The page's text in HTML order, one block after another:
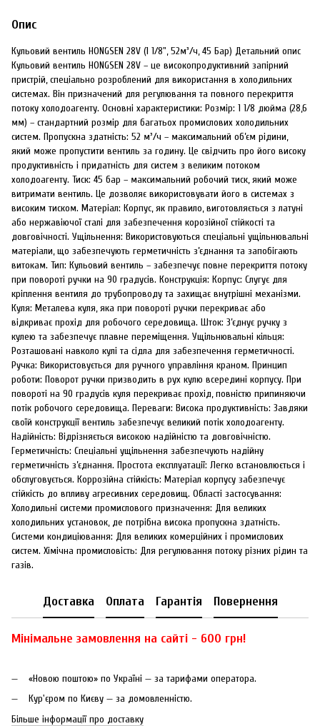
Опис
Кульовий вентиль HONGSEN 28V (1 1/8", 52м³/ч, 45 Бар) Детальний опис
Кульовий вентиль HONGSEN 28V – це високопродуктивний запірний
пристрій, спеціально розроблений для використання в холодильних
системах. Він призначений для регулювання та повного перекриття
потоку холодоагенту. Основні характеристики: Розмір: 1 1/8 дюйма (28,6
мм) – стандартний розмір для багатьох промислових холодильних
систем. Пропускна здатність: 52 м³/ч – максимальний об’єм рідини,
який може пропустити вентиль за годину. Це свідчить про його високу
продуктивність і придатність для систем з великим потоком
холодоагенту. Тиск: 45 бар – максимальний робочий тиск, який може
витримати вентиль. Це дозволяє використовувати його в системах з
високим тиском. Матеріал: Корпус, як правило, виготовляється з латуні
або нержавіючої сталі для забезпечення корозійної стійкості та
довговічності. Ущільнення: Використовуються спеціальні ущільнювальні
матеріали, що забезпечують герметичність з’єднання та запобігають
витокам. Тип: Кульовий вентиль – забезпечує повне перекриття потоку
при повороті ручки на 90 градусів. Конструкція: Корпус: Слугує для
кріплення вентиля до трубопроводу та захищає внутрішні механізми.
Куля: Металева куля, яка при повороті ручки перекриває або
відкриває прохід для робочого середовища. Шток: З’єднує ручку з
кулею та забезпечує плавне переміщення. Ущільнювальні кільця:
Розташовані навколо кулі та сідла для забезпечення герметичності.
Ручка: Використовується для ручного управління краном. Принцип
роботи: Поворот ручки призводить в рух кулю всередині корпусу. При
повороті на 90 градусів куля перекриває прохід, повністю припиняючи
потік робочого середовища. Переваги: Висока продуктивність: Завдяки
своїй конструкції вентиль забезпечує великий потік холодоагенту.
Надійність: Відрізняється високою надійністю та довговічністю.
Герметичність: Спеціальні ущільнення забезпечують надійну
герметичність з’єднання. Простота експлуатації: Легко встановлюється і
обслуговується. Коррозійна стійкість: Матеріал корпусу забезпечує
стійкість до впливу агресивних середовищ. Області застосування:
Холодильні системи промислового призначення: Для великих
холодильних установок, де потрібна висока пропускна здатність.
Системи кондиціювання: Для великих комерційних і промислових
систем. Хімічна промисловість: Для регулювання потоку різних рідин та
газів.
Доставка Оплата Гарантія Повернення
Мінімальне замовлення на сайті - 600 грн!
«Новою поштою» по Україні — за тарифами оператора.
Кур'єром по Києву — за домовленністю.
Більше інформації про доставку